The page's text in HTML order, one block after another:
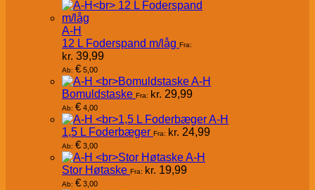
A-H
12 L Foderspand m/låg Fra:
kr. 39,99
Ab: € 5,00
A-H
Bomuldstaske Fra: kr. 29,99
Ab: € 4,00
A-H
1,5 L Foderbæger Fra: kr. 24,99
Ab: € 3,00
A-H
Stor Høtaske Fra: kr. 19,99
Ab: € 3,00